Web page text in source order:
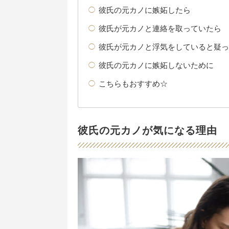
彼氏の元カノに嫉妬したら
彼氏が元カノと連絡を取っていたら
彼氏が元カノと浮気をしていると疑
彼氏の元カノに嫉妬しないために
こちらもおすすめ☆
彼氏の元カノが気になる理由